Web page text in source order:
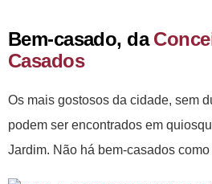
Bem-casado, da
Casados
Os mais gostosos da cidade, sem
podem ser encontrados em
Jardim. Não há bem-casados